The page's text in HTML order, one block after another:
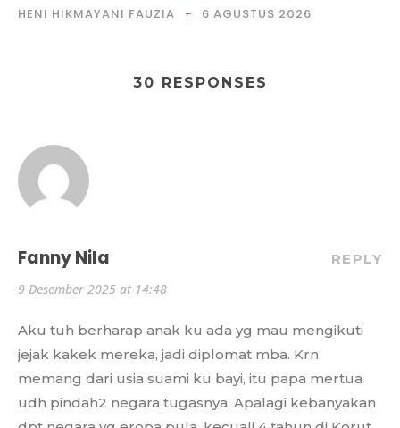
HENI HIKMAYANI FAUZIA 6 AGUSTUS 2026
30 RESPONSES
Fanny Nila
9 Desember 2025 at 14:48
REPLY
Aku tuh berharap anak ku ada yg mau mengikuti
jejak kakek mereka, jadi diplomat mba. Krn
memang dari usia suami ku bayi, itu papa mertua
udh pindah2 negara tugasnya. Apalagi kebanyakan